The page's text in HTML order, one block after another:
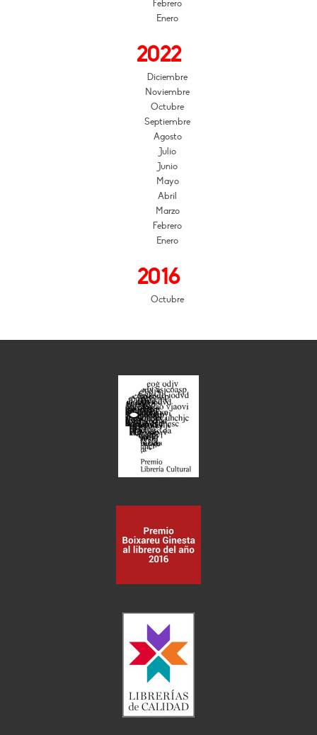
Febrero
Enero
2022
Diciembre
Noviembre
Octubre
Septiembre
Agosto
Julio
Junio
Mayo
Abril
Marzo
Febrero
Enero
2016
Octubre